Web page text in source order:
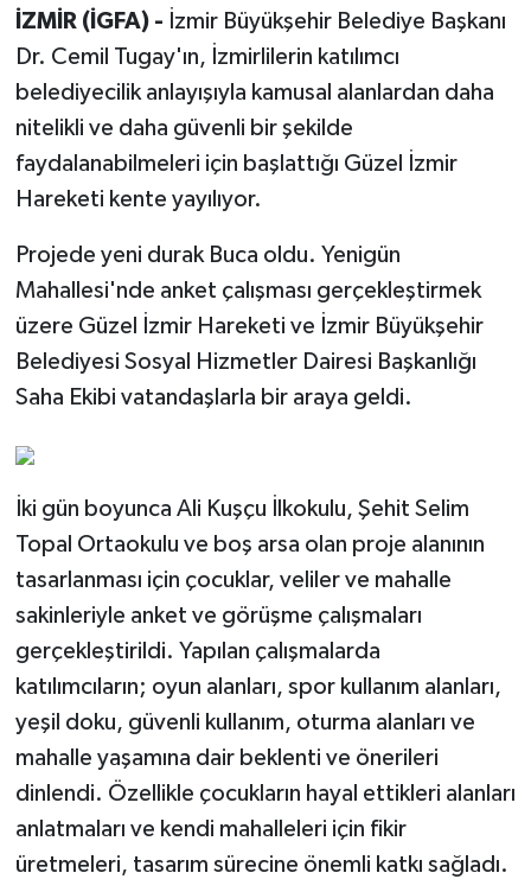
İZMİR (İGFA) - İzmir Büyükşehir Belediye Başkanı
Dr. Cemil Tugay'ın, İzmirlilerin katılımcı
belediyecilik anlayışıyla kamusal alanlardan daha
nitelikli ve daha güvenli bir şekilde
faydalanabilmeleri için başlattığı Güzel İzmir
Hareketi kente yayılıyor.
Projede yeni durak Buca oldu. Yenigün
Mahallesi'nde anket çalışması gerçekleştirmek
üzere Güzel İzmir Hareketi ve İzmir Büyükşehir
Belediyesi Sosyal Hizmetler Dairesi Başkanlığı
Saha Ekibi vatandaşlarla bir araya geldi.
İki gün boyunca Ali Kuşçu İlkokulu, Şehit Selim
Topal Ortaokulu ve boş arsa olan proje alanının
tasarlanması için çocuklar, veliler ve mahalle
sakinleriyle anket ve görüşme çalışmaları
gerçekleştirildi. Yapılan çalışmalarda
katılımcıların; oyun alanları, spor kullanım alanları,
yeşil doku, güvenli kullanım, oturma alanları ve
mahalle yaşamına dair beklenti ve önerileri
dinlendi. Özellikle çocukların hayal ettikleri alanları
anlatmaları ve kendi mahalleleri için fikir
üretmeleri, tasarım sürecine önemli katkı sağladı.